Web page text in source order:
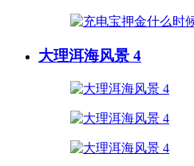
大理洱海风景 4